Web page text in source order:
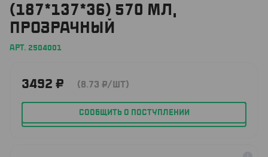
(187*137*36) 570 МЛ,
ПРОЗРАЧНЫЙ
АРТ. 2504001
3492 ₽ (8.73 ₽/ШТ)
СООБЩИТЬ О ПОСТУПЛЕНИИ